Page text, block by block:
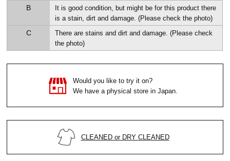
B
It is good condition, but might be for this product there
is a stain, dirt and damage. (Please check the photo)
C
There are stains and dirt and damage. (Please check
the photo)
Would you like to try it on?
We have a physical store in Japan.
CLEANED or DRY CLEANED